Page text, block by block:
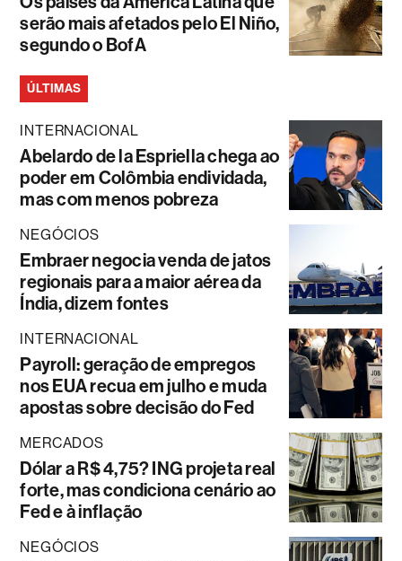
serão mais afetados pelo El Niño,
segundo o BofA
ÚLTIMAS
INTERNACIONAL
Abelardo de la Espriella chega ao
poder em Colômbia endividada,
mas com menos pobreza
NEGÓCIOS
Embraer negocia venda de jatos
regionais para a maior aérea da
Índia, dizem fontes
INTERNACIONAL
Payroll: geração de empregos
nos EUA recua em julho e muda
apostas sobre decisão do Fed
MERCADOS
Dólar a R$ 4,75? ING projeta real
forte, mas condiciona cenário ao
Fed e à inflação
NEGÓCIOS